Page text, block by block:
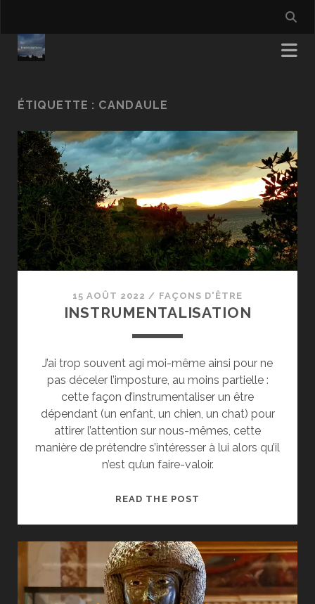
ÉTIQUETTE : CANDAULE
15 AOÛT 2022 / FAÇONS D'ÊTRE
INSTRUMENTALISATION
J’ai trop souvent agi moi-même ainsi pour ne
pas déceler l’imposture, au moins partielle :
cette façon d’instrumentaliser un être
dépendant (un enfant, un chien, un chat) pour
attirer l’attention sur nous-mêmes, cette
manière de prétendre s’intéresser à lui alors qu’il
n’est qu’un faire-valoir.
READ THE POST